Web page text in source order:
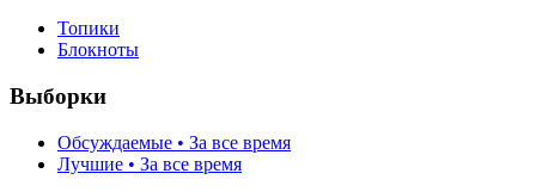
Топики
Блокноты
Выборки
Обсуждаемые • За все время
Лучшие • За все время